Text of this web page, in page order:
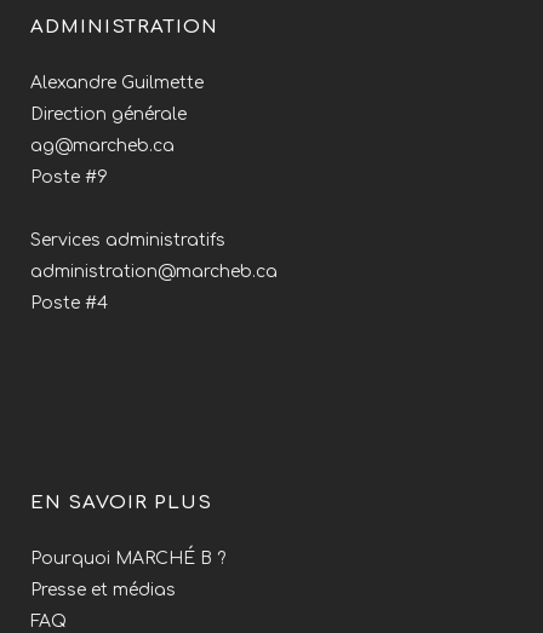
ADMINISTRATION
Alexandre Guilmette
Direction générale
ag@marcheb.ca
Poste #9
Services administratifs
administration@marcheb.ca
Poste #4
EN SAVOIR PLUS
Pourquoi MARCHÉ B ?
Presse et médias
FAQ